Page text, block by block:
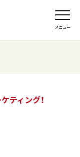
メニュー
ティング！